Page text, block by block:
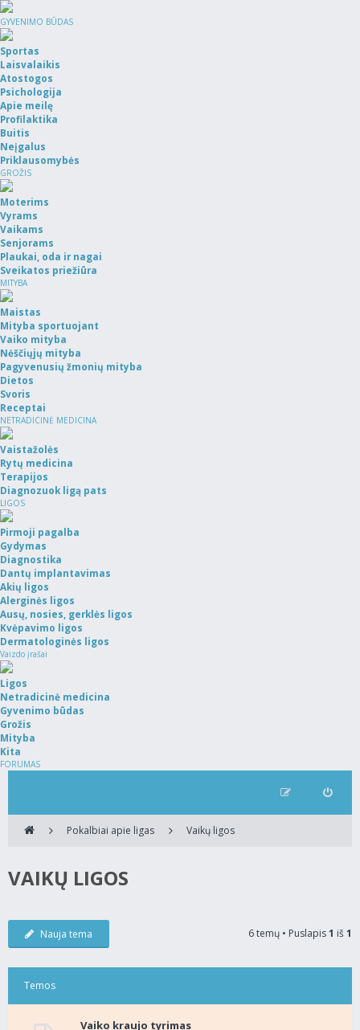
GYVENIMO BŪDAS
Sportas
Laisvalaikis
Atostogos
Psichologija
Apie meilę
Profilaktika
Buitis
Neįgalus
Priklausomybės
GROŽIS
Moterims
Vyrams
Vaikams
Senjorams
Plaukai, oda ir nagai
Sveikatos priežiūra
MITYBA
Maistas
Mityba sportuojant
Vaiko mityba
Nėščiųjų mityba
Pagyvenusių žmonių mityba
Dietos
Svoris
Receptai
NETRADICINĖ MEDICINA
Vaistažolės
Rytų medicina
Terapijos
Diagnozuok ligą pats
LIGOS
Pirmoji pagalba
Gydymas
Diagnostika
Dantų implantavimas
Akių ligos
Alerginės ligos
Ausų, nosies, gerklės ligos
Kvėpavimo ligos
Dermatologinės ligos
Vaizdo įrašai
Ligos
Netradicinė medicina
Gyvenimo būdas
Grožis
Mityba
Kita
FORUMAS
Pokalbiai apie ligas Vaikų ligos
VAIKŲ LIGOS
Nauja tema 6 temų • Puslapis1 iš1
Temos
Vaiko kraujo tyrimas